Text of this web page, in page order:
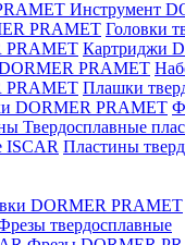
Инструмент
PRAMET Головки
PRAMET Картриджи
PRAMET
PRAMET Плашки
DORMER PRAMET
Твердосплавные
ISCAR Пластины
DORMER PRAMET
твердосплавные